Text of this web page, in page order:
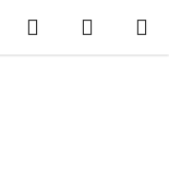
Hledat
KOŠÍK